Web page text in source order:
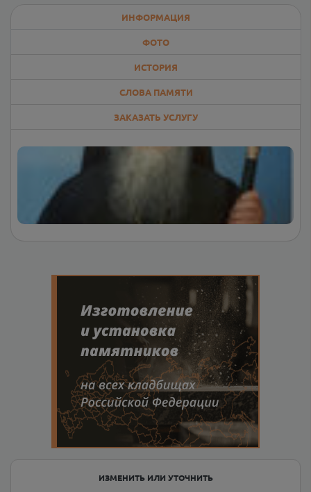
ИНФОРМАЦИЯ
ФОТО
ИСТОРИЯ
СЛОВА ПАМЯТИ
ЗАКАЗАТЬ УСЛУГУ
ИЗМЕНИТЬ ИЛИ УТОЧНИТЬ